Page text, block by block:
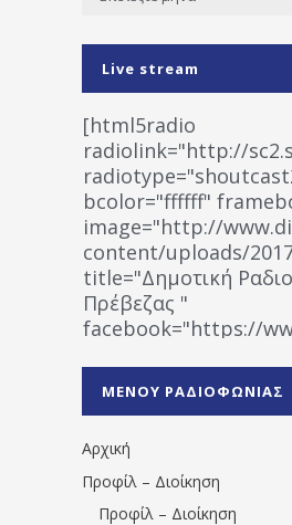
Live stream
[html5radio
radiolink="http://
bcolor="ffffff"
image="http://
content/uploads/
title="Δημοτική
Πρέβεζας "
facebook="https://
1531194763766854/"
ΜΕΝΟΥ ΡΑΔΙΟΦΩΝΙΑΣ
Αρχική
Προφίλ – Διοίκηση
Προφίλ – Διοίκηση